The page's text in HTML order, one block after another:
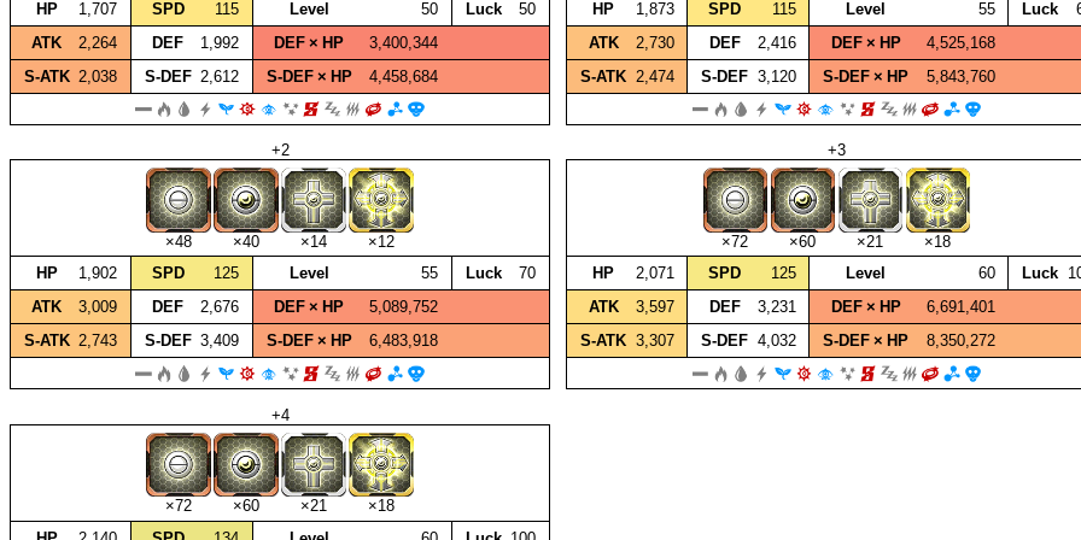
HP
1,707 SPD 115 Level 50 Luck
50
ATK
2,264 DEF 1,992 DEF × HP
3,400,344
S‑ATK 2,038 S‑DEF 2,612 S‑DEF × HP 4,458,684
HP
1,873 SPD 115 Level 55 Luck
ATK
2,730 DEF 2,416 DEF × HP
4,525,168
S‑ATK 2,474 S‑DEF 3,120 S‑DEF × HP 5,843,760
+2
×48 ×40 ×14
×12
HP
1,902 SPD 125 Level 55 Luck
70
ATK
3,009 DEF 2,676 DEF × HP
5,089,752
S‑ATK 2,743 S‑DEF 3,409 S‑DEF × HP 6,483,918
+3
×72 ×60 ×21
×18
HP
2,071 SPD 125 Level 60 Luck
ATK
3,597 DEF 3,231 DEF × HP
6,691,401
S‑ATK 3,307 S‑DEF 4,032 S‑DEF × HP 8,350,272
+4
×72 ×60 ×21
×18